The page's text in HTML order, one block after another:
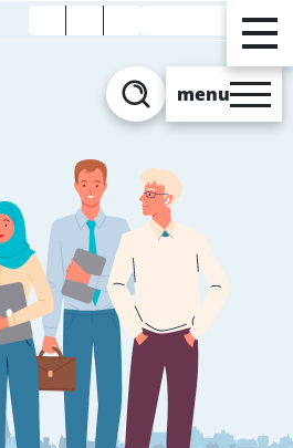
Verhoog contrast
Zoeken
menu